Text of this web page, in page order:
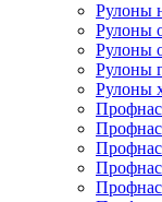
Рулоны
Рулоны
Рулоны
Рулоны
Рулоны